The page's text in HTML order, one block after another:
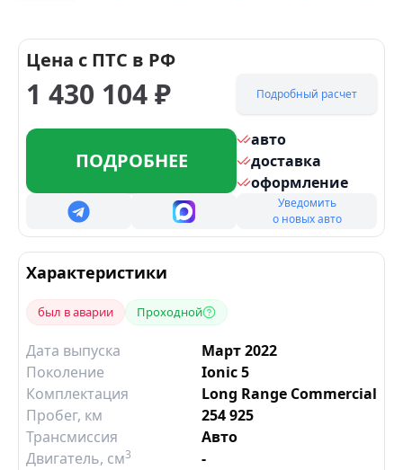
Цена с ПТС в РФ
1 430 104₽ Подробный расчет
ПОДРОБНЕЕ
авто
доставка
оформление
Уведомить
о новых авто
Характеристики
был в аварии Проходной
Дата выпуска
Март 2022
Поколение
Ionic 5
Комплектация
Long Range Commercial
Пробег, км
254 925
Трансмиссия
Авто
Двигатель, см3
-